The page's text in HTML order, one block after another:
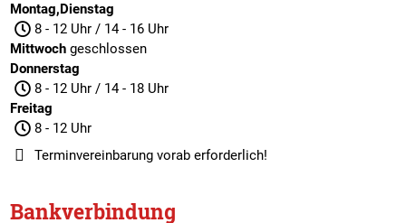
Montag,Dienstag
8 - 12 Uhr / 14 - 16 Uhr
Mittwochgeschlossen
Donnerstag
8 - 12 Uhr / 14 - 18 Uhr
Freitag
8 - 12 Uhr
Terminvereinbarungvorab erforderlich!
Bankverbindung